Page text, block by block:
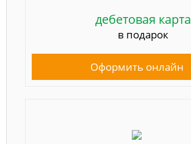
дебетовая карта
в подарок
Оформить онлайн